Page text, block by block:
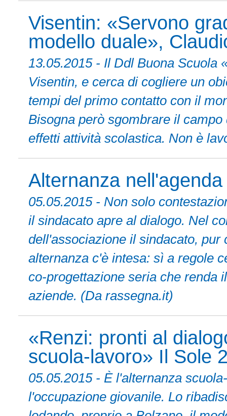
Visentin: «Servono
modello duale»,
13.05.2015 - Il Ddl Buona Scuola
Visentin, e cerca di cogliere un
tempi del primo contatto con il
Bisogna però sgombrare il campo
effetti attività scolastica. Non è
Alternanza
05.05.2015 - Non solo
il sindacato apre al dialogo. Nel
dell'associazione il sindacato,
alternanza c'è intesa: sì a regole
co-progettazione seria che renda
aziende. (Da rassegna.it)
«Renzi: pronti al
scuola-lavoro» Il Sole
05.05.2015 - È l'alternanza
l'occupazione giovanile. Lo